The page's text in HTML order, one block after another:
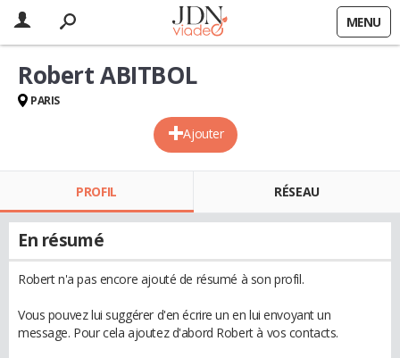
MENU
Ajouter
Robert ABITBOL
PARIS
PROFIL RÉSEAU
En résumé
Robert n'a pas encore ajouté de résumé à son profil.
Vous pouvez lui suggérer d'en écrire un en lui envoyant un
message. Pour cela ajoutez d'abord Robert à vos contacts.